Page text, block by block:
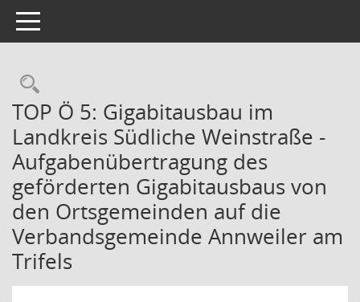
Toggle navigation
Rechercheauswahl
TOP Ö 5: Gigabitausbau im
Landkreis Südliche Weinstraße -
Aufgabenübertragung des
geförderten Gigabitausbaus von
den Ortsgemeinden auf die
Verbandsgemeinde Annweiler am
Trifels